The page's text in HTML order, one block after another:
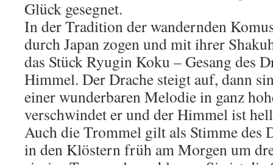
Glück gesegnet.
In der Tradition der wandernden
durch Japan zogen und mit ihrer
das Stück Ryugin Koku – Gesang des
Himmel. Der Drache steigt auf, dann
einer wunderbaren Melodie in ganz
verschwindet er und der Himmel ist
Auch die Trommel gilt als Stimme des
in den Klöstern früh am Morgen um